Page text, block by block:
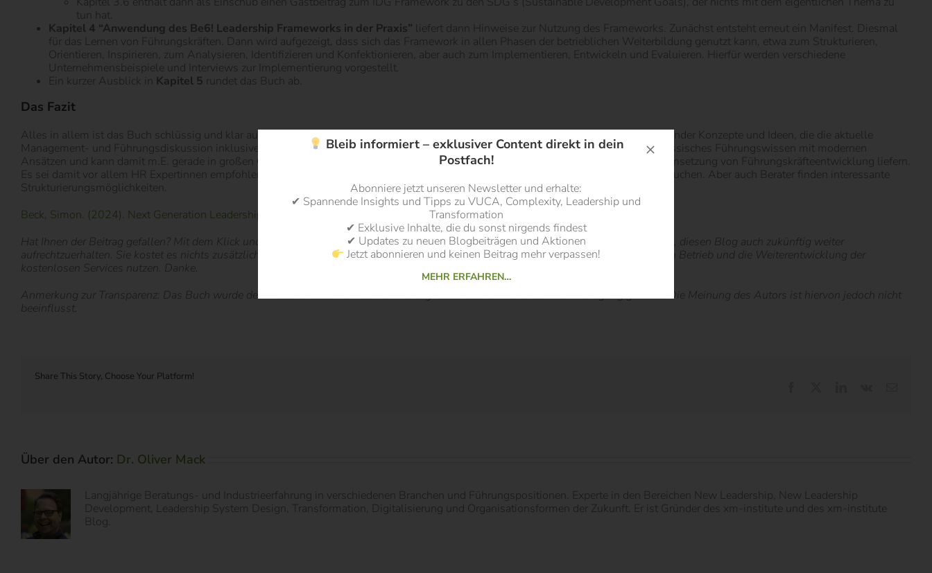
tun hat.
Kapitel 4 “Anwendung des Be6! Leadership Frameworks in der Praxis” liefert dann Hinweise zur Nutzung des Frameworks. Zunächst entsteht erneut ein Manifest. Diesmal
für das Lernen von Führungskräften. Dann wird aufgezeigt, dass sich das Framework in allen Phasen der betrieblichen Weiterbildung genutzt kann, etwa zum Strukturieren,
Orientieren, Inspirieren, zum Analysieren, Identifizieren und Konfektionieren, aber auch zum Implementieren, Entwickeln und Evaluieren. Hierfür werden verschiedene
Unternehmensbeispiele und Interviews zur Implementierung vorgestellt.
Ein kurzer Ausblick in Kapitel 5 rundet das Buch ab.
Das Fazit
Alles in allem ist das Buch schlüssig und klar aufbereitet. Inhaltlich bietet es eine nachvollziehbare neue Strukturierung bereits bestehender Konzepte und Ideen, die die aktuelle
Management- und Führungsdiskussion inklusive aller Modethemen in diesem Feld gut abdeckt. Es verbindet damit in guter Weise klassisches Führungswissen mit modernen
Ansätzen und kann damit m.E. gerade in großen Organisationen, die nach Struktur streben, einen guten Beitrag zur Entwicklung und Umsetzung von Führungskräfteentwicklung liefern.
Es sei damit vor allem HR Expertinnen empfohlen, die ein umfassendes Raster für umfassende Leadership Development Programme suchen. Aber auch Berater finden interessante
Strukturierungsmöglichkeiten.
Beck, Simon. (2024). Next Generation Leadership. Haufe Akademie: Freiburg. (Amazon Affiliate Link)
Hat Ihnen der Beitrag gefallen? Mit dem Klick und der Bestellung über die Affiliate Links helfen sie uns mit einer kleinen Unterstützung, diesen Blog auch zukünftig weiter
aufrechtzuerhalten. Sie kostet es nichts zusätzlich und wir erhalten bei Bestellung über diesen Link eine kleine Provision, die wir für den Betrieb und die Weiterentwicklung der
kostenlosen Services nutzen. Danke.
Anmerkung zur Transparenz: Das Buch wurde dem Autor dieses Artikels vom Verlag kostenlos zur Rezension zur Verfügung gestellt. Die Meinung des Autors ist hiervon jedoch nicht
beeinflusst.
Share This Story, Choose Your Platform!
Über den Autor: Dr. Oliver Mack
Langjährige Beratungs- und Industrieerfahrung in verschiedenen Branchen und Führungspositionen. Experte in den Bereichen New Leadership, New Leadership
Development, Leadership System Design, Transformation, Digitalisierung und Organisationsformen der Zukunft. Er ist Gründer des xm-institute und des xm-institute
Blog.
Bleib informiert – exklusiver Content direkt in dein
Postfach!
Abonniere jetzt unseren Newsletter und erhalte:
✔ Spannende Insights und Tipps zu VUCA, Complexity, Leadership und
Transformation
✔ Exklusive Inhalte, die du sonst nirgends findest
✔ Updates zu neuen Blogbeiträgen und Aktionen
Jetzt abonnieren und keinen Beitrag mehr verpassen!
MEHR ERFAHREN…